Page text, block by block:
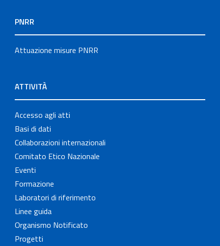
PNRR
Attuazione misure PNRR
ATTIVITÀ
Accesso agli atti
Basi di dati
Collaborazioni internazionali
Comitato Etico Nazionale
Eventi
Formazione
Laboratori di riferimento
Linee guida
Organismo Notificato
Progetti